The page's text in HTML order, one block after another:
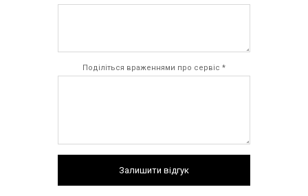
Поділіться враженнями про сервіс *
Залишити відгук